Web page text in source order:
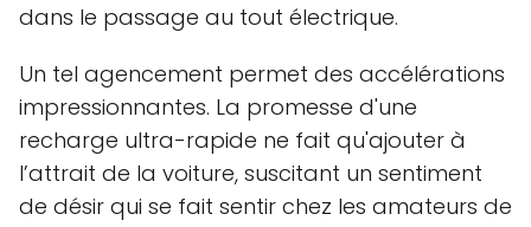
dans le passage au tout électrique.
Un tel agencement permet des accélérations
impressionnantes. La promesse d'une
recharge ultra-rapide ne fait qu'ajouter à
l’attrait de la voiture, suscitant un sentiment
de désir qui se fait sentir chez les amateurs de